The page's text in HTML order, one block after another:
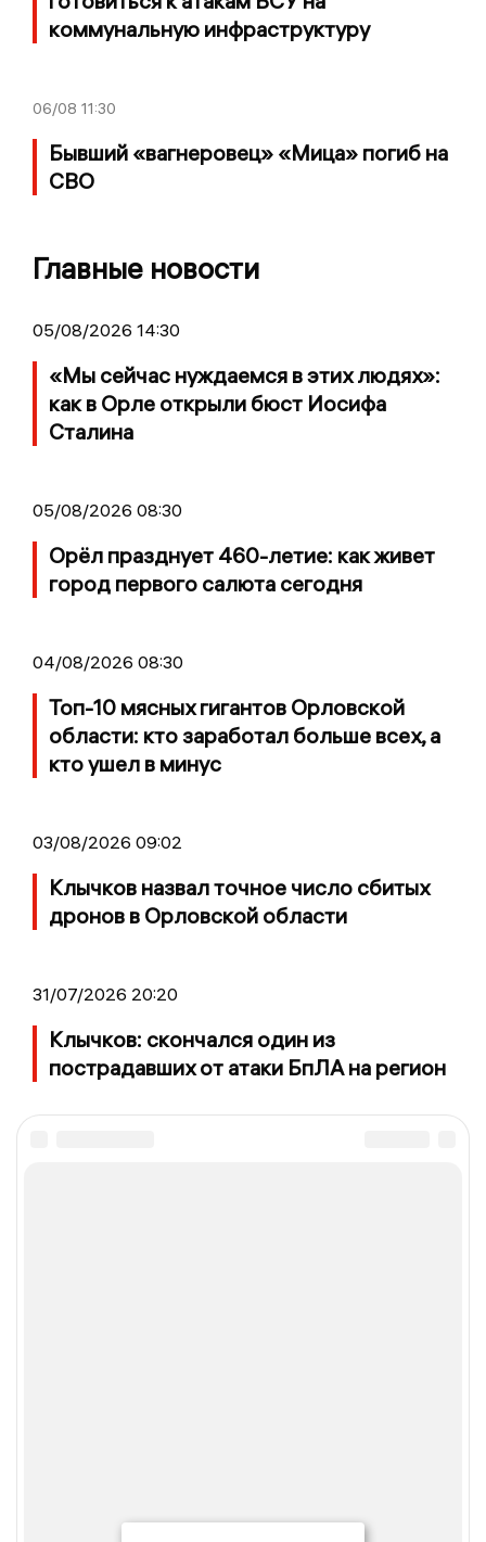
коммунальную инфраструктуру
06/08 11:30
Бывший «вагнеровец» «Мица» погиб на
СВО
Главные новости
05/08/2026 14:30
«Мы сейчас нуждаемся в этих людях»:
как в Орле открыли бюст Иосифа
Сталина
05/08/2026 08:30
Орёл празднует 460-летие: как живет
город первого салюта сегодня
04/08/2026 08:30
Топ-10 мясных гигантов Орловской
области: кто заработал больше всех, а
кто ушел в минус
03/08/2026 09:02
Клычков назвал точное число сбитых
дронов в Орловской области
31/07/2026 20:20
Клычков: скончался один из
пострадавших от атаки БпЛА на регион